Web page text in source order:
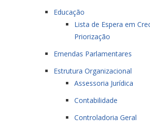
Educação
Lista de Espera em
Priorização
Emendas Parlamentares
Estrutura Organizacional
Assessoria Jurídica
Contabilidade
Controladoria Geral